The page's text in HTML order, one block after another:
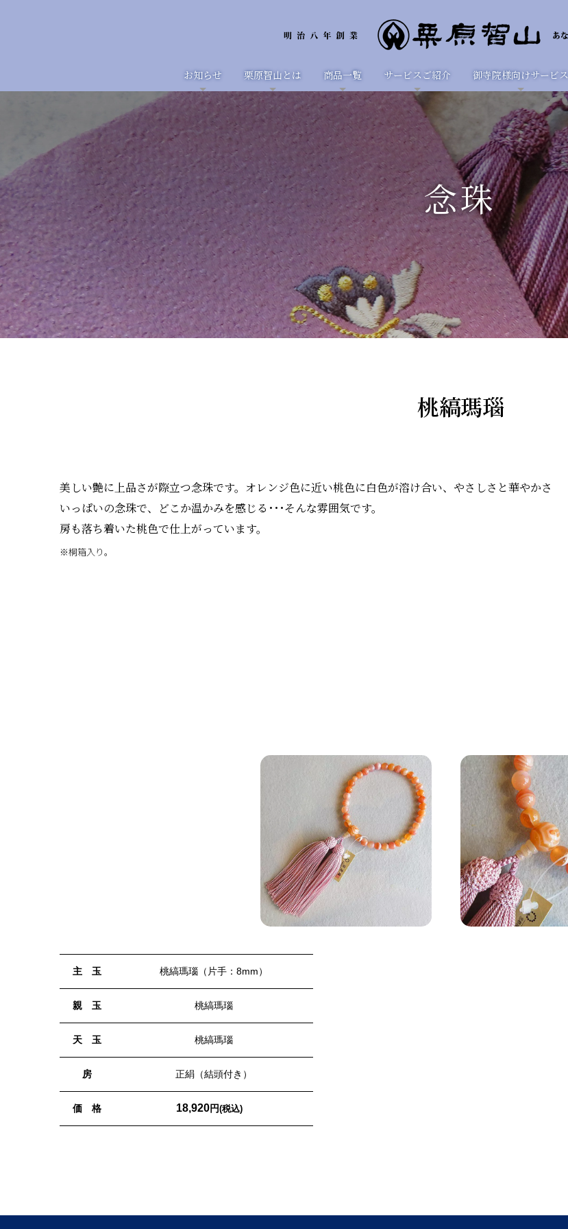
お知らせ 栗原智山とは 商品一覧 サービスご紹介 御寺院様向けサービス
念珠
桃縞瑪瑙
美しい艶に上品さが際立つ念珠です。オレンジ色に近い桃色に白色が溶け合い、やさしさと華やかさ
いっぱいの念珠で、どこか温かみを感じる･･･そんな雰囲気です。
房も落ち着いた桃色で仕上がっています。
※桐箱入り。
主 玉 桃縞瑪瑙（片手：8mm）
親 玉 桃縞瑪瑙
天 玉 桃縞瑪瑙
房 正絹（結頭付き）
価 格 18,920円(税込)